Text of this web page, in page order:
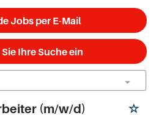
Jobs per E-Mail
Ihre Suche ein
(m/w/d)